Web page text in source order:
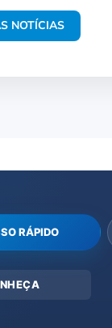
NOTÍCIAS
RÁPIDO